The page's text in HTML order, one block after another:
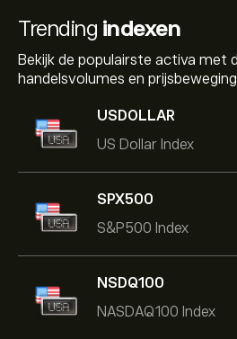
Trending indexen
Bekijk de populairste activa met
handelsvolumes en
USDOLLAR
US Dollar Index
SPX500
S&P500 Index
NSDQ100
NASDAQ100 Index